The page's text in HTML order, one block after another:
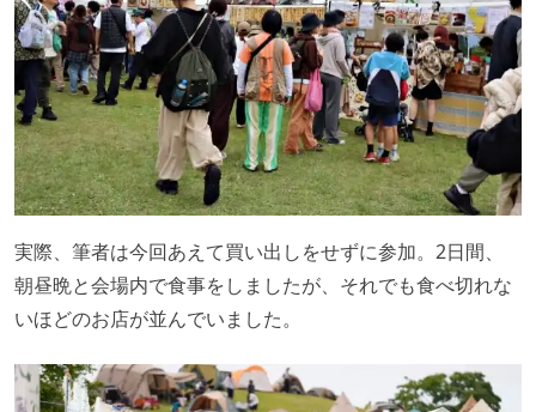
実際、筆者は今回あえて買い出しをせずに参加。2日間、
朝昼晩と会場内で食事をしましたが、それでも食べ切れな
いほどのお店が並んでいました。